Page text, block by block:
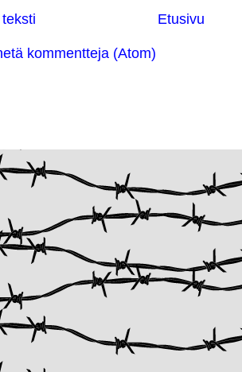
Etusivu
kommentteja (Atom)